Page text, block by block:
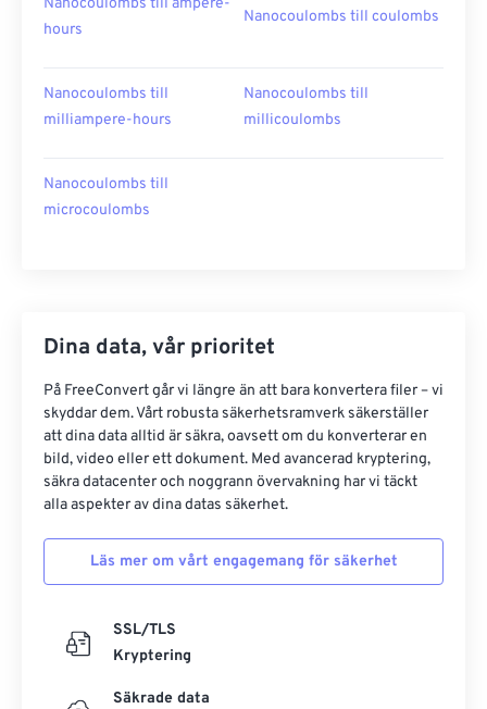
Nanocoulombs till ampere-
hours
Nanocoulombs till coulombs
Nanocoulombs till
milliampere-hours
Nanocoulombs till
millicoulombs
Nanocoulombs till
microcoulombs
Dina data, vår prioritet
På FreeConvert går vi längre än att bara konvertera filer – vi
skyddar dem. Vårt robusta säkerhetsramverk säkerställer
att dina data alltid är säkra, oavsett om du konverterar en
bild, video eller ett dokument. Med avancerad kryptering,
säkra datacenter och noggrann övervakning har vi täckt
alla aspekter av dina datas säkerhet.
Läs mer om vårt engagemang för säkerhet
SSL/TLS
Kryptering
Säkrade data